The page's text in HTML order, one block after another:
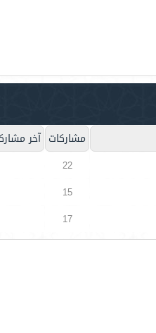
مشاركات آخر
22
15
17